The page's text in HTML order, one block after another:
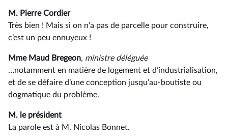
M. Pierre Cordier
Très bien ! Mais si on n’a pas de parcelle pour construire,
c’est un peu ennuyeux !
Mme Maud Bregeon, ministre déléguée
…notamment en matière de logement et d’industrialisation,
et de se défaire d’une conception jusqu’au-boutiste ou
dogmatique du problème.
M. le président
La parole est à M. Nicolas Bonnet.